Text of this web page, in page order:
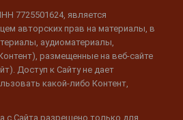
7725501624, является
авторских прав на материалы, в
аудиоматериалы,
размещенные на веб-сайте
Доступ к Сайту не дает
какой-либо Контент,
с Сайта разрешено только для